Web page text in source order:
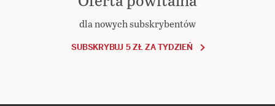
dla nowych subskrybentów
SUBSKRYBUJ 5 ZŁ ZA TYDZIEŃ